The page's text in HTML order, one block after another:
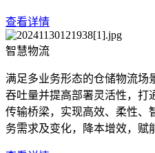
查看详情
智慧物流
满足多业务形态的仓储物流场
吞吐量并提高部署灵活性，打
传输桥梁，实现高效、柔性、
务需求及变化，降本增效，赋